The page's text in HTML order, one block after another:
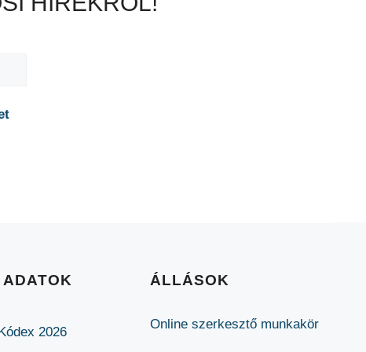
2026
ÁLLÁSOK
Online szerkesztő munkakör